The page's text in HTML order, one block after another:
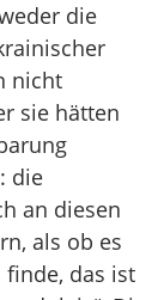
die
nicht
sie hätten
die
an diesen
als ob es
finde, das ist